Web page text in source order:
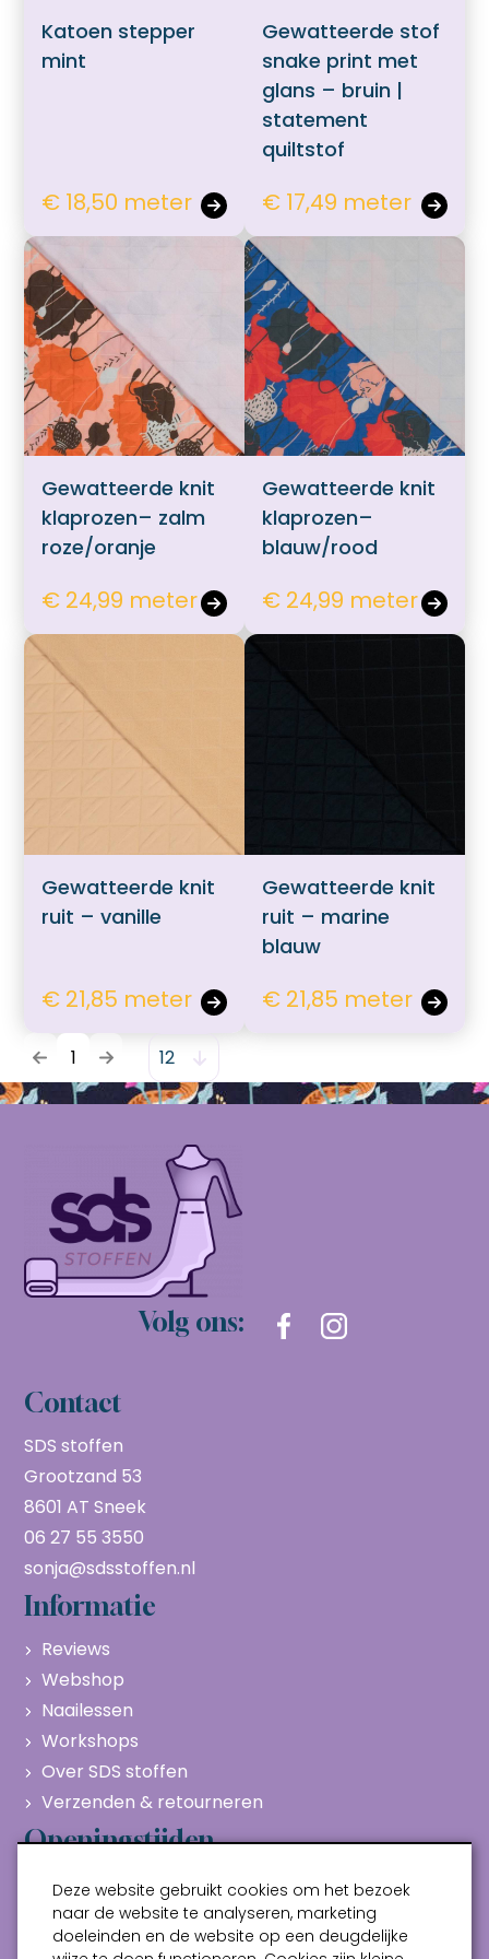
Katoen stepper
mint
€ 18,50 meter
Gewatteerde stof
snake print met
glans – bruin |
statement
quiltstof
€ 17,49 meter
Gewatteerde knit
klaprozen– zalm
roze/oranje
€ 24,99 meter
Gewatteerde knit
klaprozen–
blauw/rood
€ 24,99 meter
Gewatteerde knit
ruit – vanille
€ 21,85 meter
Gewatteerde knit
ruit – marine
blauw
€ 21,85 meter
1
Volg ons:
Contact
SDS stoffen
Grootzand 53
8601 AT Sneek
06 27 55 3550
sonja@sdsstoffen.nl
Informatie
Reviews
Webshop
Naailessen
Workshops
Over SDS stoffen
Verzenden & retourneren
Openingstijden
Maandag
Gesloten
Dinsdag
10:00 - 17:00
Woensdag
10:00 - 17:00
Deze website gebruikt cookies om het bezoek
naar de website te analyseren, marketing
doeleinden en de website op een deugdelijke